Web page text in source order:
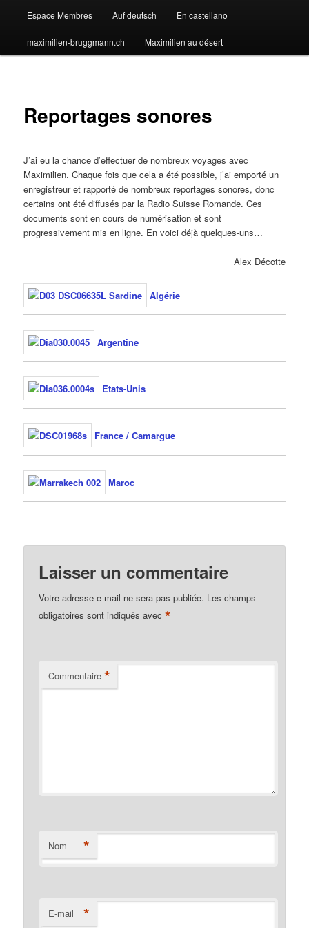
Espace Membres Auf deutsch En castellano
maximilien-bruggmann.ch Maximilien au désert
Reportages sonores
J’ai eu la chance d’effectuer de nombreux voyages avec
Maximilien. Chaque fois que cela a été possible, j’ai emporté un
enregistreur et rapporté de nombreux reportages sonores, donc
certains ont été diffusés par la Radio Suisse Romande. Ces
documents sont en cours de numérisation et sont
progressivement mis en ligne. En voici déjà quelques-uns…
Alex Décotte
Algérie
Argentine
Etats-Unis
France / Camargue
Maroc
Laisser un commentaire
Votre adresse e-mail ne sera pas publiée. Les champs
obligatoires sont indiqués avec*
Commentaire *
Nom *
E-mail *